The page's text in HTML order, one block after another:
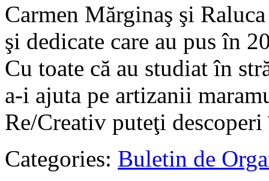
Carmen Mărginaş şi
şi dedicate care au pus în
Cu toate că au studiat în
a-i ajuta pe artizanii
Re/Creativ puteţi
Categories: Buletin de